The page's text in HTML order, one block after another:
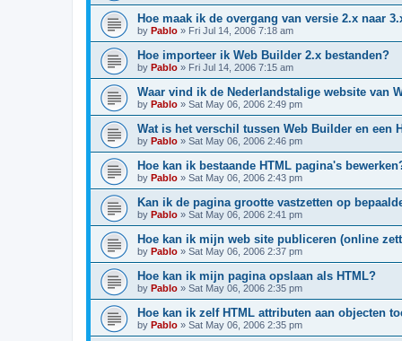
Hoe maak ik de overgang van versie 2.x naar
by Pablo » Fri Jul 14, 2006 7:18 am
Hoe importeer ik Web Builder 2.x bestanden?
by Pablo » Fri Jul 14, 2006 7:15 am
Waar vind ik de Nederlandstalige website van
by Pablo » Sat May 06, 2006 2:49 pm
Wat is het verschil tussen Web Builder en een
by Pablo » Sat May 06, 2006 2:46 pm
Hoe kan ik bestaande HTML pagina's
by Pablo » Sat May 06, 2006 2:43 pm
Kan ik de pagina grootte vastzetten op
by Pablo » Sat May 06, 2006 2:41 pm
Hoe kan ik mijn web site publiceren (online
by Pablo » Sat May 06, 2006 2:37 pm
Hoe kan ik mijn pagina opslaan als HTML?
by Pablo » Sat May 06, 2006 2:35 pm
Hoe kan ik zelf HTML attributen aan objecten
by Pablo » Sat May 06, 2006 2:35 pm